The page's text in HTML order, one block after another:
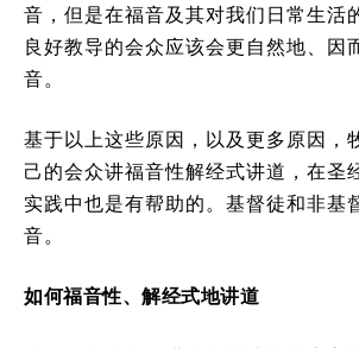
音，但是在福音及其对我们日常生活
良好教导的会众应该会更自然地、因
音。
基于以上这些原因，以及更多原因，
己的会众讲福音性解经式讲道，在圣
实践中也是有帮助的。基督徒和非基
音。
如何福音性、解经式地讲道